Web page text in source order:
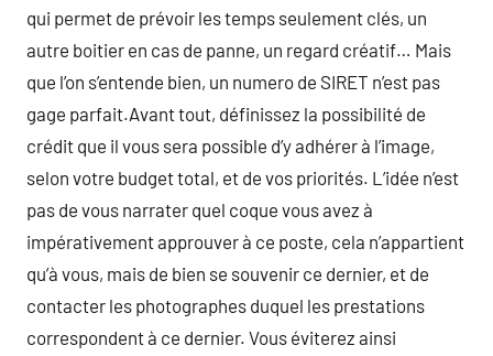
qui permet de prévoir les temps seulement clés, un
autre boitier en cas de panne, un regard créatif… Mais
que l’on s’entende bien, un numero de SIRET n’est pas
gage parfait.Avant tout, définissez la possibilité de
crédit que il vous sera possible d’y adhérer à l’image,
selon votre budget total, et de vos priorités. L’idée n’est
pas de vous narrater quel coque vous avez à
impérativement approuver à ce poste, cela n’appartient
qu’à vous, mais de bien se souvenir ce dernier, et de
contacter les photographes duquel les prestations
correspondent à ce dernier. Vous éviterez ainsi